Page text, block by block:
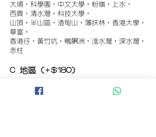
大埔，科學園，中文大學，粉嶺，上水，
西貢，清水灣，科技大學，
山頂，半山區，渣甸山，薄扶林，香港大學，
華富，
香港仔，黃竹坑，鴨脷洲，淺水灣，深水灣，
赤柱
C 地區 (+$180)
東涌，珀麗灣(馬灣)，南灣，
將軍澳工業區，大埔工業區，